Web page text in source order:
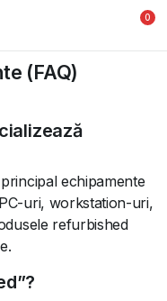
0
(FAQ)
echipamente
uri, workstation-uri,
refurbished